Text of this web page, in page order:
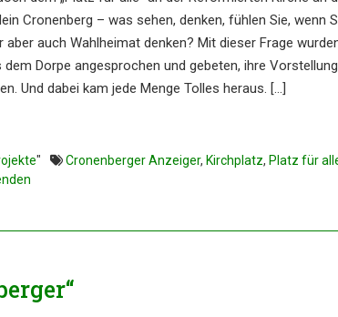
Cronen­berg – was sehen, denken, fühlen Sie, wenn
auch Wahlhei­mat denken? Mit dieser Frage
Dorpe angespro­chen und gebeten, ihre
Und dabei kam jede Menge Tolles heraus. […]
" Cronenberger Anzeiger, Kirchplatz, Platz für